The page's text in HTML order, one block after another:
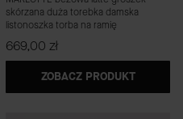
skórzana duża torebka damska
listonoszka torba na ramię
Cena
669,00 zł
ZOBACZ PRODUKT